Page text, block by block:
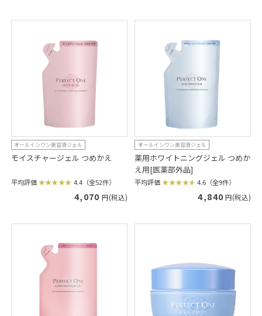
オールインワン美容液ジェル
モイスチャージェル つめかえ
平均評価 4.4（全52件）
4,070 円(税込)
オールインワン美容液ジェル
薬用ホワイトニングジェル つめか
え用[医薬部外品]
平均評価 4.6（全9件）
4,840 円(税込)